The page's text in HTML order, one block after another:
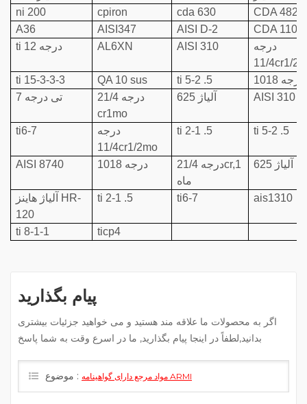
ni 200
cpiron cda 630
CDA 482
A36
AISI347 AISI D-2
CDA 110
ti درجه 12
AL6XN AISI 310
درجه
11/4cr1/
ti 15-3-3-3
QA 10 sus ti 5-2 .5
درجه 1018
تی درجه 7
درجه 21/4
cr1mo
آلیاژ 625 AISI 310
ti6-7
درجه
11/4cr1/2mo
ti 2-1 .5 ti 5-2 .5
AISI 8740 درجه 1018
درجه 21/4cr,1
ماه
آلیاژ 625
آلیاژ هاینز HR-
120
ti 2-1 .5 ti6-7 ais1310
ti 8-1-1 ticp4
پیام بگذارید
اگر به محصولات ما علاقه مند هستید و می خواهید جزئیات بیشتری
بدانید,لطفاً در اینجا پیام بگذارید, ما در اسرع وقت به شما پاسخ
موضوع :
مواد مرجع دارای گواهینامه ARMI